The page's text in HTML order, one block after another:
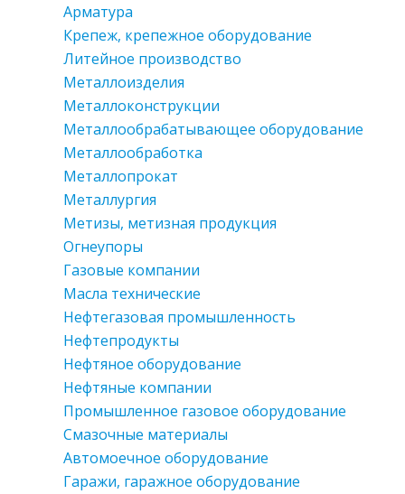
Арматура
Крепеж, крепежное оборудование
Литейное производство
Металлоизделия
Металлоконструкции
Металлообрабатывающее оборудование
Металлообработка
Металлопрокат
Металлургия
Метизы, метизная продукция
Огнеупоры
Газовые компании
Масла технические
Нефтегазовая промышленность
Нефтепродукты
Нефтяное оборудование
Нефтяные компании
Промышленное газовое оборудование
Смазочные материалы
Автомоечное оборудование
Гаражи, гаражное оборудование